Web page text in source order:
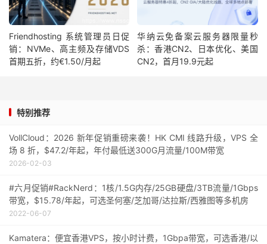
Friendhosting 系统管理员日促
销：NVMe、高主频及存储VDS
首期五折，约€1.50/月起
华纳云免备案云服务器限量秒
杀：香港CN2、日本优化、美国
CN2，首月19.9元起
特别推荐
VollCloud：2026 新年促销重磅来袭！HK CMI 线路升级，VPS 全
场 8 折，$47.2/年起，年付最低送300G月流量/100M带宽
2026-02-03
#六月促销#RackNerd：1核/1.5G内存/25GB硬盘/3TB流量/1Gbps
带宽，$15.78/年起，可选圣何塞/芝加哥/达拉斯/西雅图等多机房
2022-06-07
Kamatera：便宜香港VPS，按小时计费，1Gbpa带宽，可选香港/以